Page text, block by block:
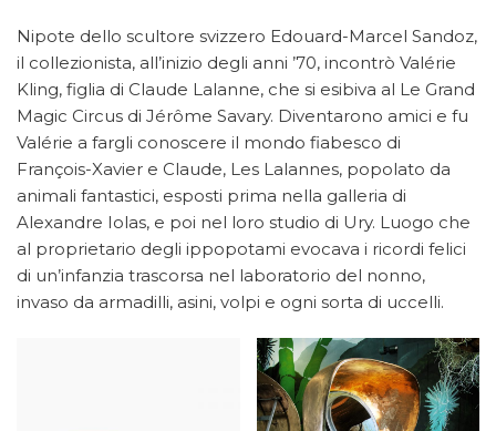
Nipote dello scultore svizzero Edouard-Marcel Sandoz,
il collezionista, all’inizio degli anni ’70, incontrò Valérie
Kling, figlia di Claude Lalanne, che si esibiva al Le Grand
Magic Circus di Jérôme Savary. Diventarono amici e fu
Valérie a fargli conoscere il mondo fiabesco di
François-Xavier e Claude, Les Lalannes, popolato da
animali fantastici, esposti prima nella galleria di
Alexandre Iolas, e poi nel loro studio di Ury. Luogo che
al proprietario degli ippopotami evocava i ricordi felici
di un’infanzia trascorsa nel laboratorio del nonno,
invaso da armadilli, asini, volpi e ogni sorta di uccelli.